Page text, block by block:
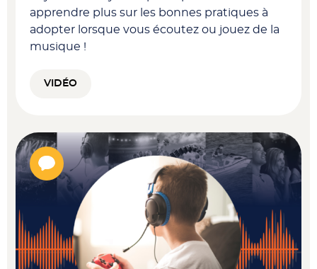
apprendre plus sur les bonnes pratiques à
adopter lorsque vous écoutez ou jouez de la
musique !
VIDÉO